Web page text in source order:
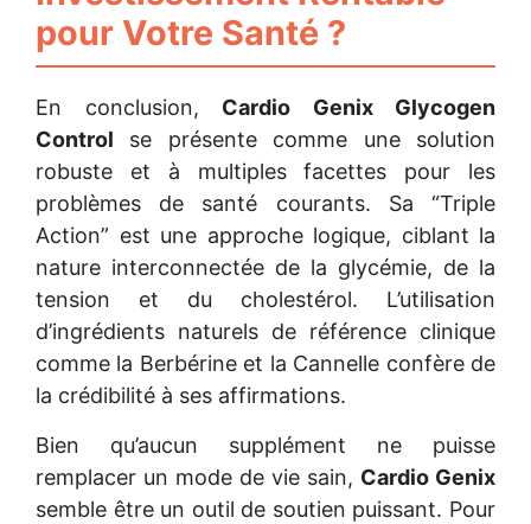
pour Votre Santé ?
En conclusion, Cardio Genix Glycogen
Control se présente comme une solution
robuste et à multiples facettes pour les
problèmes de santé courants. Sa “Triple
Action” est une approche logique, ciblant la
nature interconnectée de la glycémie, de la
tension et du cholestérol. L’utilisation
d’ingrédients naturels de référence clinique
comme la Berbérine et la Cannelle confère de
la crédibilité à ses affirmations.
Bien qu’aucun supplément ne puisse
remplacer un mode de vie sain, Cardio Genix
semble être un outil de soutien puissant. Pour